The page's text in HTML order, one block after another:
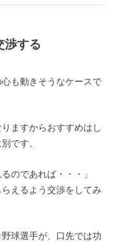
渉する
も動きそうなケースで
ますからおすすめはし
です。
のであれば・・・」
えるよう交渉をしてみ
球選手が、口先では功